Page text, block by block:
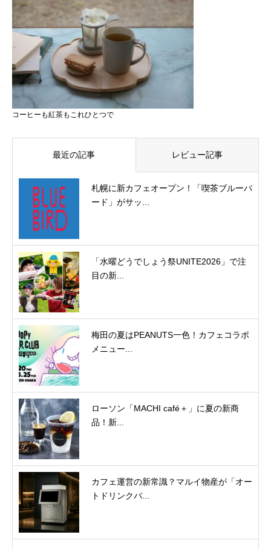
コーヒーも紅茶もこれひとつで
最近の記事 レビュー記事
札幌に新カフェオープン！「喫茶ブルーバ
ード」がサッ...
「水曜どうでしょう祭UNITE2026」で注
目の新...
梅田の夏はPEANUTS一色！カフェコラボ
メニュー...
ローソン「MACHI café＋」に夏の新商
品！新...
カフェ運営の新常識？マルイ物産が「オー
トドリンクバ...